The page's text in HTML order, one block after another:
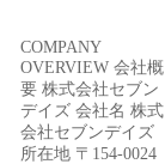
COMPANY
OVERVIEW 会社概
要 株式会社セブン
デイズ 会社名 株式
会社セブンデイズ
所在地 〒154-0024